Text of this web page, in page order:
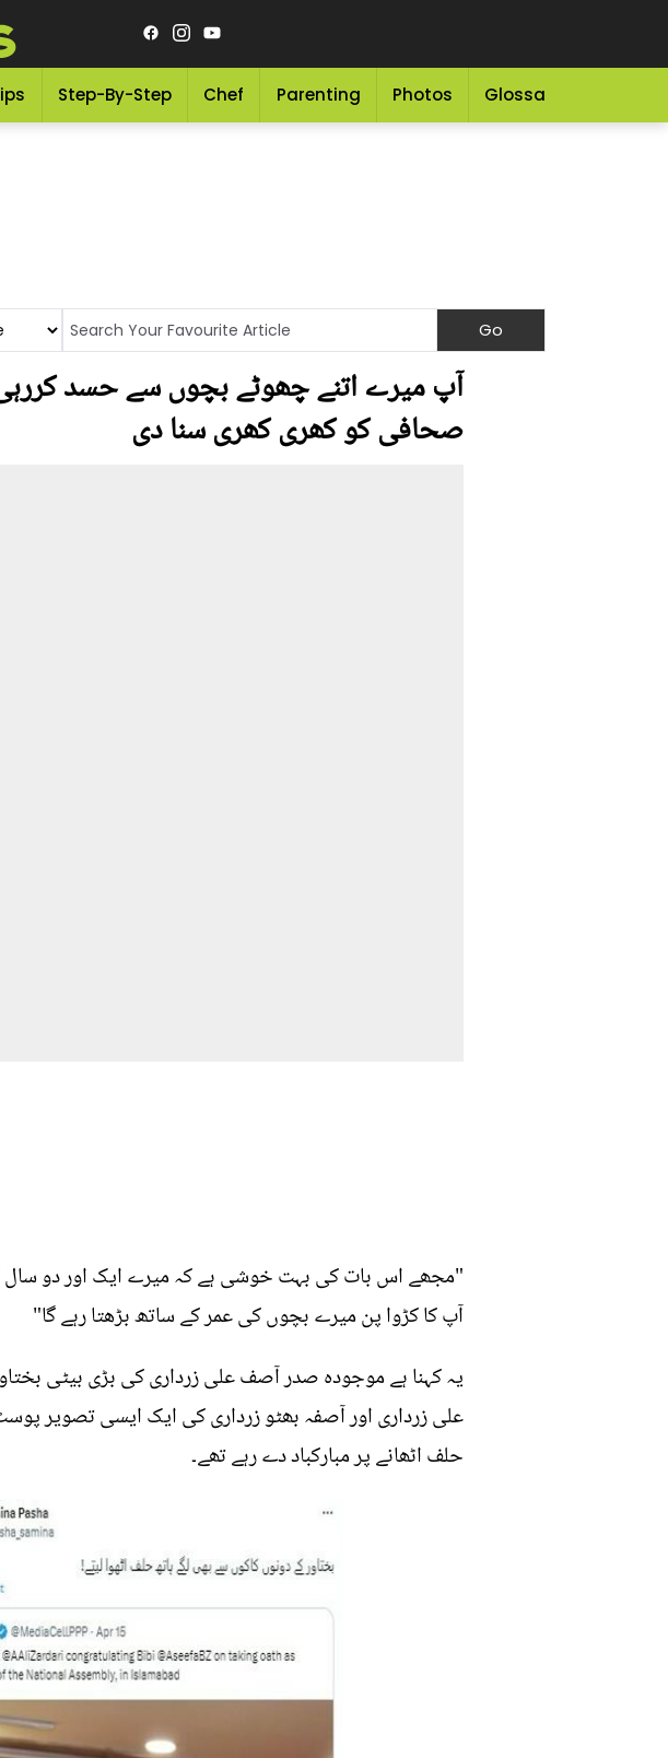
Step-By-Step Chef Parenting Photos Glossary
آپ میرے اتنے چھوٹے بچوں سے حسد
صحافی کو کھری کھری سنا دی
"مجھے اس بات کی بہت خوشی ہے کہ میرے ایک اور دو سال
آپ کا کڑوا پن میرے بچوں کی عمر کے ساتھ بڑھتا رہے گا"
یہ کہنا ہے موجودہ صدر آصف علی زرداری کی بڑی بیٹی
علی زرداری اور آصفہ بھٹو زرداری کی ایک ایسی تصویر
حلف اٹھانے پر مبارکباد دے رہے تھے۔